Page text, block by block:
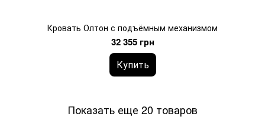
Кровать Олтон с подъёмным механизмом
32 355 грн
Купить
Показать еще 20 товаров